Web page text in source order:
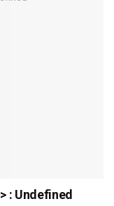
: Undefined